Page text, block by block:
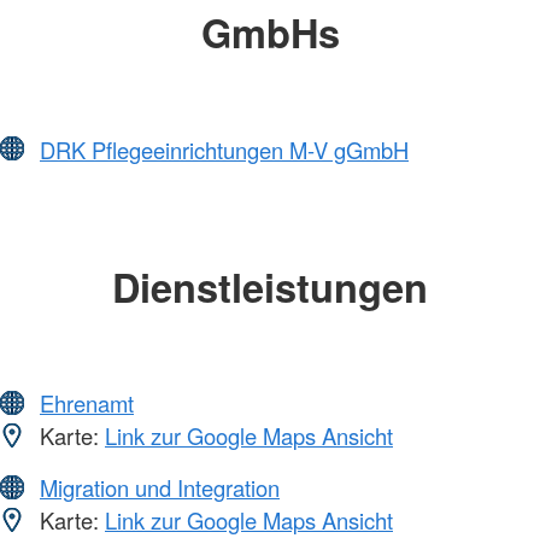
GmbHs
DRK Pflegeeinrichtungen M-V gGmbH
Dienstleistungen
Ehrenamt
Karte: Link zur Google Maps Ansicht
Migration und Integration
Karte: Link zur Google Maps Ansicht